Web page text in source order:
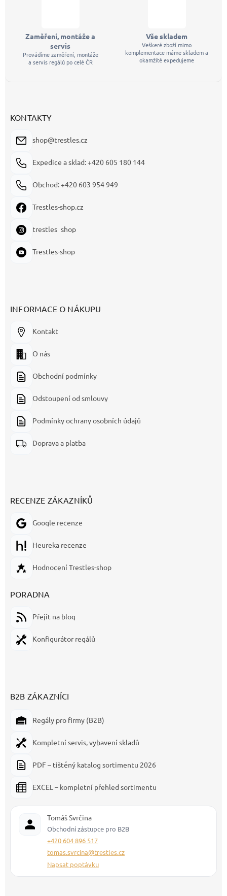
Zaměření, montáže a
servis
Provádíme zaměření, montáže
a servis regálů po celé ČR
Vše skladem
Veškeré zboží mimo
komplementace máme skladem a
okamžitě expedujeme
KONTAKTY
shop@trestles.cz
Expedice a sklad: +420 605 180 144
Obchod: +420 603 954 949
Trestles-shop.cz
trestles_shop
Trestles-shop
INFORMACE O NÁKUPU
Kontakt
O nás
Obchodní podmínky
Odstoupení od smlouvy
Podmínky ochrany osobních údajů
Doprava a platba
RECENZE ZÁKAZNÍKŮ
Google recenze
Heureka recenze
Hodnocení Trestles-shop
PORADNA
Přejít na blog
Konfigurátor regálů
B2B ZÁKAZNÍCI
Regály pro firmy (B2B)
Kompletní servis, vybavení skladů
PDF – tištěný katalog sortimentu 2026
EXCEL – kompletní přehled sortimentu
Tomáš Svrčina
Obchodní zástupce pro B2B
+420 604 896 517
tomas.svrcina@trestles.cz
Napsat poptávku